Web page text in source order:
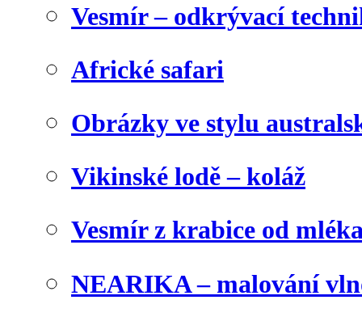
Vesmír – odkrývací
Africké safari
Obrázky ve stylu
Vikinské lodě – koláž
Vesmír z krabice od
NEARIKA – malování